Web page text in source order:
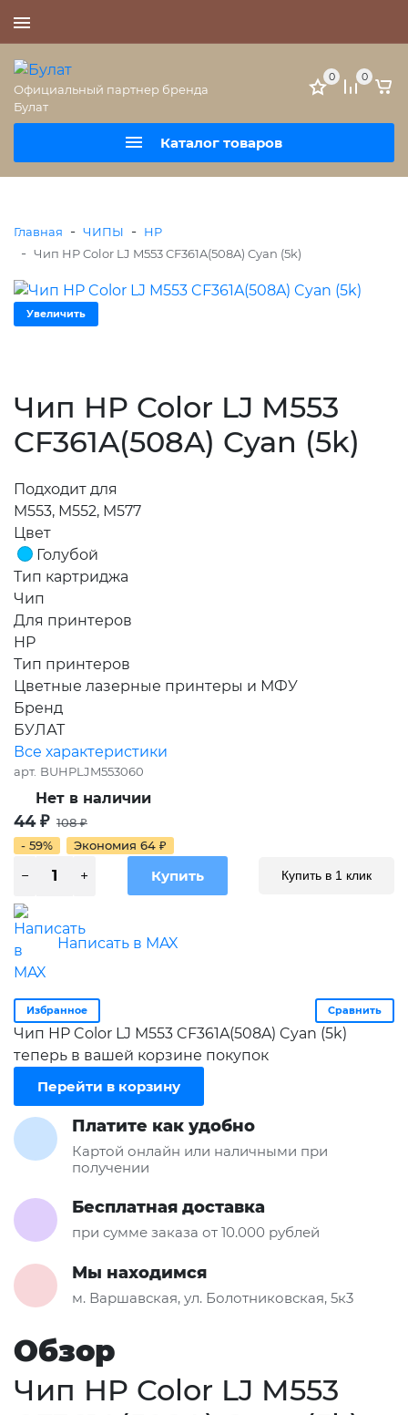
Официальный партнер бренда
Булат
Каталог товаров
0 0
Главная - ЧИПЫ - HP
- Чип HP Color LJ M553 CF361A(508A) Cyan (5k)
Увеличить
Чип HP Color LJ M553
CF361A(508A) Cyan (5k)
Подходит для
M553, M552, M577
Цвет
Голубой
Тип картриджа
Чип
Для принтеров
HP
Тип принтеров
Цветные лазерные принтеры и МФУ
Бренд
БУЛАТ
Все характеристики
арт. BUHPLJM553060
Нет в наличии
44₽ 108₽
- 59%
Экономия 64 ₽
Купить в 1 клик
Написать в MAX
Избранное Сравнить
Чип HP Color LJ M553 CF361A(508A) Cyan (5k)
теперь в вашей корзине покупок
Перейти в корзину
Платите как удобно
Картой онлайн или наличными при
получении
Бесплатная доставка
при сумме заказа от 10.000 рублей
Мы находимся
м. Варшавская, ул. Болотниковская, 5к3
Обзор
Чип HP Color LJ M553